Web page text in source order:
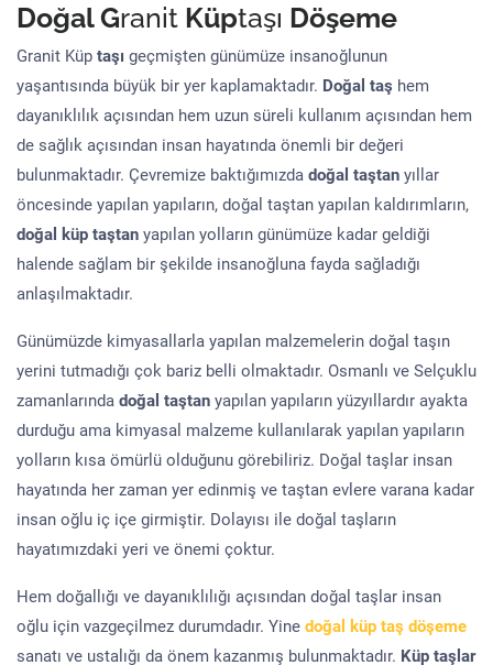
Doğal Granit Küptaşı Döşeme
Granit Küp taşı geçmişten günümüze insanoğlunun
yaşantısında büyük bir yer kaplamaktadır. Doğal taş hem
dayanıklılık açısından hem uzun süreli kullanım açısından hem
de sağlık açısından insan hayatında önemli bir değeri
bulunmaktadır. Çevremize baktığımızda doğal taştan yıllar
öncesinde yapılan yapıların, doğal taştan yapılan kaldırımların,
doğal küp taştan yapılan yolların günümüze kadar geldiği
halende sağlam bir şekilde insanoğluna fayda sağladığı
anlaşılmaktadır.
Günümüzde kimyasallarla yapılan malzemelerin doğal taşın
yerini tutmadığı çok bariz belli olmaktadır. Osmanlı ve Selçuklu
zamanlarında doğal taştan yapılan yapıların yüzyıllardır ayakta
durduğu ama kimyasal malzeme kullanılarak yapılan yapıların
yolların kısa ömürlü olduğunu görebiliriz. Doğal taşlar insan
hayatında her zaman yer edinmiş ve taştan evlere varana kadar
insan oğlu iç içe girmiştir. Dolayısı ile doğal taşların
hayatımızdaki yeri ve önemi çoktur.
Hem doğallığı ve dayanıklılığı açısından doğal taşlar insan
oğlu için vazgeçilmez durumdadır. Yine doğal küp taş döşeme
sanatı ve ustalığı da önem kazanmış bulunmaktadır. Küp taşlar